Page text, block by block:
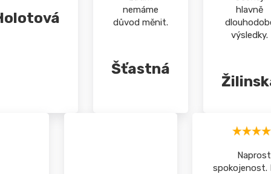
nemáme
důvod měnit.
Šťastná
hlavně
výsledky.
spokojenost.